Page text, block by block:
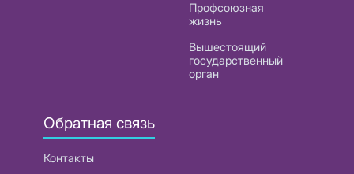
Профсоюзная
жизнь
Вышестоящий
государственный
орган
Обратная связь
Контакты